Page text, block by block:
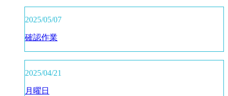
2025/05/07
確認作業
2025/04/21
月曜日